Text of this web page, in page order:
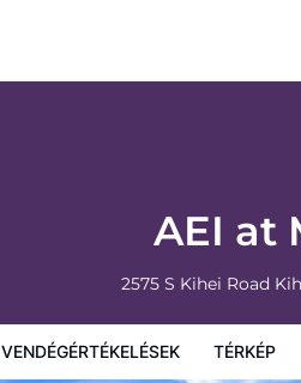
AEI at
2575 S Kihei Road
VENDÉGÉRTÉKELÉSEK TÉRKÉP